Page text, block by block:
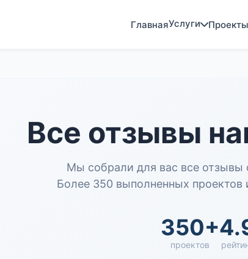
ГлавнаяУслуги Проекты
Все отзывы
Мы собрали для вас все отзывы
Более 350 выполненных проектов
350+
проектов